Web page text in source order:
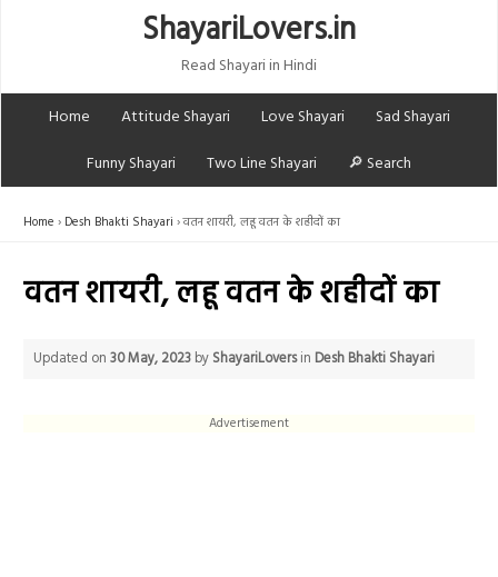
ShayariLovers.in
Read Shayari in Hindi
Home
Attitude Shayari Love Shayari
Sad Shayari
Funny Shayari
Two Line Shayari 🔎 Search
Home Desh Bhakti Shayari वतन शायरी, लहू वतन के शहीदों का
वतन शायरी, लहू वतन के शहीदों का
Updated on30 May, 2023 by ShayariLoversin Desh Bhakti Shayari
Advertisement